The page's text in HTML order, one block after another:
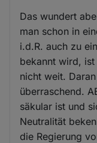
Das wundert
man schon in
i.d.R. auch zu
bekannt wird,
nicht weit.
überraschend.
säkular ist und
Neutralität
die Regierung